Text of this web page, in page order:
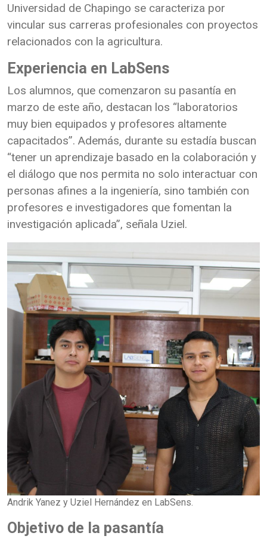
Universidad de Chapingo se caracteriza por
vincular sus carreras profesionales con proyectos
relacionados con la agricultura.
Experiencia en LabSens
Los alumnos, que comenzaron su pasantía en
marzo de este año, destacan los “laboratorios
muy bien equipados y profesores altamente
capacitados”. Además, durante su estadía buscan
“tener un aprendizaje basado en la colaboración y
el diálogo que nos permita no solo interactuar con
personas afines a la ingeniería, sino también con
profesores e investigadores que fomentan la
investigación aplicada”, señala Uziel.
Andrik Yanez y Uziel Hernández en LabSens.
Objetivo de la pasantía